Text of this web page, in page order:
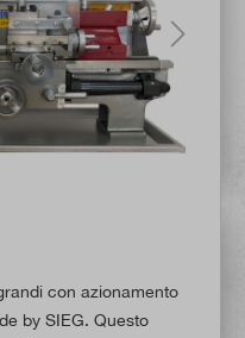
con azionamento
by SIEG. Questo